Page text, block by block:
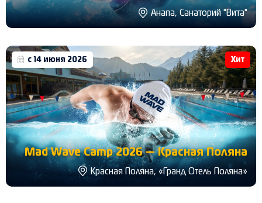
Анапа, Санаторий "Вита"
с 14 июня 2026 Хит
Mad Wave Camp 2026 — Красная Поляна
Красная Поляна, «Гранд Отель Поляна»